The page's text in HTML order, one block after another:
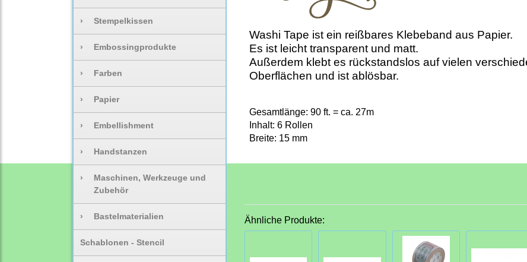
› Stempelkissen
› Embossingprodukte
› Farben
› Papier
› Embellishment
› Handstanzen
›
Maschinen, Werkzeuge und
Zubehör
› Bastelmaterialien
Schablonen - Stencil
Washi Tape ist ein reißbares Klebeband aus Papier.
Es ist leicht transparent und matt.
Außerdem klebt es rückstandslos auf vielen
Oberflächen und ist ablösbar.
Gesamtlänge: 90 ft. = ca. 27m
Inhalt: 6 Rollen
Breite: 15 mm
Ähnliche Produkte: